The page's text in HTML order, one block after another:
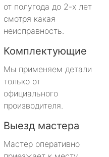
от полугода до 2-х лет
смотря какая
неисправность.
Комплектующие
Мы применяем детали
только от
официального
производителя.
Выезд мастера
Мастер оперативно